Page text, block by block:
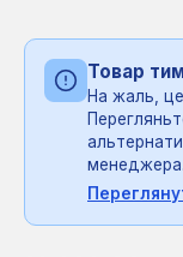
Товар
На жаль,
менеджера.